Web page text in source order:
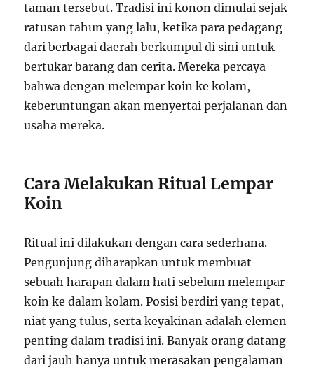
taman tersebut. Tradisi ini konon dimulai sejak
ratusan tahun yang lalu, ketika para pedagang
dari berbagai daerah berkumpul di sini untuk
bertukar barang dan cerita. Mereka percaya
bahwa dengan melempar koin ke kolam,
keberuntungan akan menyertai perjalanan dan
usaha mereka.
Cara Melakukan Ritual Lempar
Koin
Ritual ini dilakukan dengan cara sederhana.
Pengunjung diharapkan untuk membuat
sebuah harapan dalam hati sebelum melempar
koin ke dalam kolam. Posisi berdiri yang tepat,
niat yang tulus, serta keyakinan adalah elemen
penting dalam tradisi ini. Banyak orang datang
dari jauh hanya untuk merasakan pengalaman